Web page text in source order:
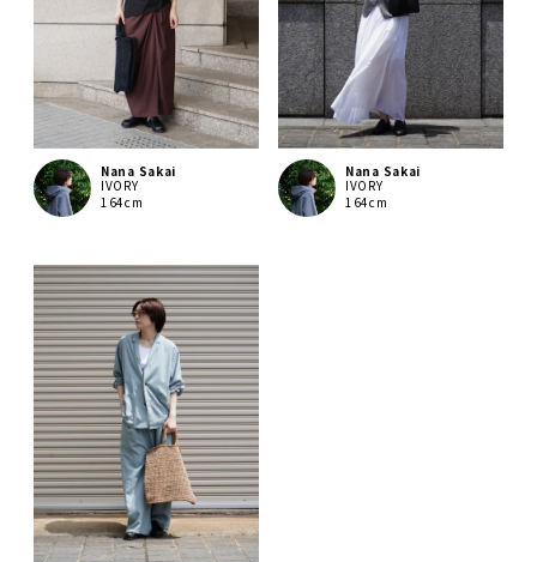
Nana Sakai
IVORY
164cm
Nana Sakai
IVORY
164cm